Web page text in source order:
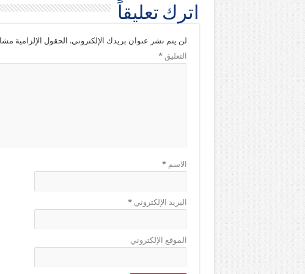
اترك تعليقاً
لن يتم نشر عنوان بريدك الإلكتروني. الحقول الإلزامية
التعليق*
الاسم*
البريد الإلكتروني*
الموقع الإلكتروني